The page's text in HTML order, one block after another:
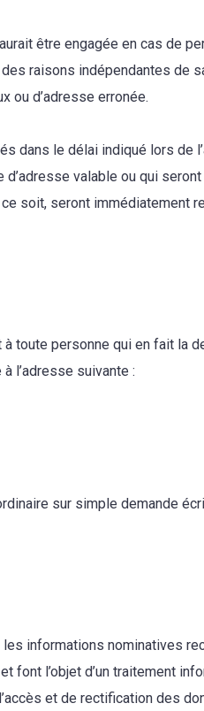
être engagée en cas de
raisons indépendantes de
ou d’adresse erronée.
dans le délai indiqué lors de
valable ou qui
soit, seront immédiatement
toute personne qui en fait la
l’adresse suivante :
sur simple demande
informations nominatives
font l’objet d’un traitement
et de rectification des